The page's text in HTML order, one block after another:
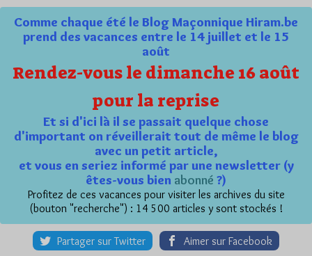
Comme chaque été le Blog Maçonnique Hiram.be
prend des vacances entre le 14 juillet et le 15
août
Rendez-vous le dimanche 16 août
pour la reprise
Et si d'ici là il se passait quelque chose
d'important on réveillerait tout de même le blog
avec un petit article,
et vous en seriez informé par une newsletter (y
êtes-vous bien abonné ?)
Profitez de ces vacances pour visiter les archives du site
(bouton "recherche") : 14 500 articles y sont stockés !
Partager sur Twitter Aimer sur Facebook